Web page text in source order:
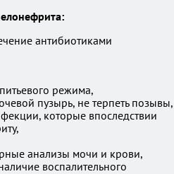
режима,
пузырь, не терпеть позывы,
которые впоследствии
анализы мочи и крови,
воспалительного